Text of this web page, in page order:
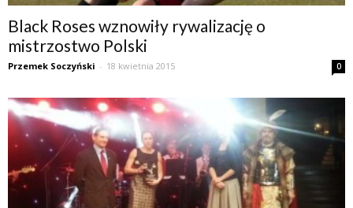
Black Roses wznowiły rywalizację o
mistrzostwo Polski
Przemek Soczyński - 18 kwietnia 2015 0